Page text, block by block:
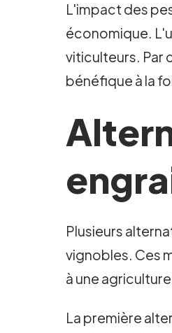
L'impact des
économique.
viticulteurs. Par
bénéfique à la
Plusieurs
vignobles. Ces
à une
La première